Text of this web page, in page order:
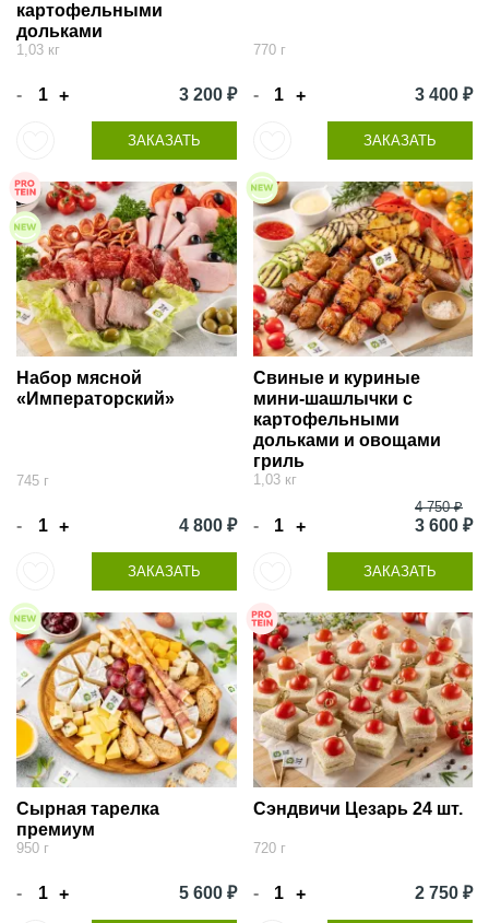
картофельными
дольками
1,03 кг
- + 3 200 ₽
ЗАКАЗАТЬ
770 г
- + 3 400 ₽
ЗАКАЗАТЬ
Набор мясной
«Императорский»
745 г
- + 4 800 ₽
ЗАКАЗАТЬ
Свиные и куриные
мини-шашлычки с
картофельными
дольками и овощами
гриль
1,03 кг
- +
4 750 ₽
3 600 ₽
ЗАКАЗАТЬ
Сырная тарелка
премиум
950 г
- + 5 600 ₽
Сэндвичи Цезарь 24 шт.
720 г
- + 2 750 ₽